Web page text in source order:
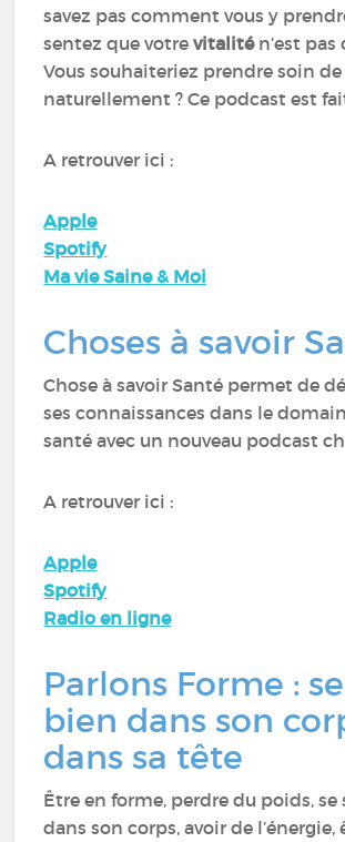
savez pas comment vous y
sentez que votrevitalité n’est
Vous souhaiteriez prendre soin
naturellement ? Ce podcast est
A retrouver ici :
Apple
Spotify
Ma vie Saine & Moi
Choses à savoir
Chose à savoir Santé permet de
ses connaissances dans le
santé avec un nouveau podcast
A retrouver ici :
Apple
Spotify
Radio en ligne
Parlons Forme :
bien dans son
dans sa tête
Être en forme, perdre du poids,
dans son corps, avoir de